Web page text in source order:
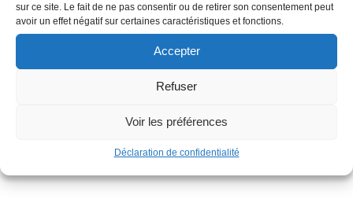
sur ce site. Le fait de ne pas consentir ou de retirer son consentement peut
avoir un effet négatif sur certaines caractéristiques et fonctions.
Accepter
Refuser
Voir les préférences
Déclaration de confidentialité
Famille : I02
Filetage raccord : 3/4″
Produits similaires